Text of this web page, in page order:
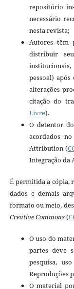
repositório
necessário
nesta revista;
Autores têm
distribuir
pessoal)
alterações
citação do
Livre).
O detentor
acordados
Attribution (
Integração da
É permitida a cópia,
dados e demais
formato ou meio,
CreativeCommons(
O uso do
partes deve
pesquisa,
Reproduções
O material